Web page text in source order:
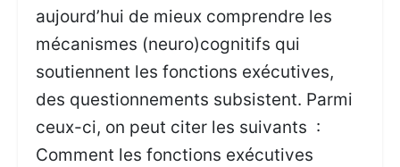
aujourd’hui de mieux comprendre les
mécanismes (neuro)cognitifs qui
soutiennent les fonctions exécutives,
des questionnements subsistent. Parmi
ceux-ci, on peut citer les suivants :
Comment les fonctions exécutives